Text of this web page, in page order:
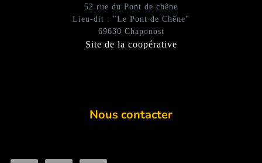
52 rue du Pont de chêne
Lieu-dit : "Le Pont de Chêne"
69630 Chaponost
Site de la coopérative
Nous contacter